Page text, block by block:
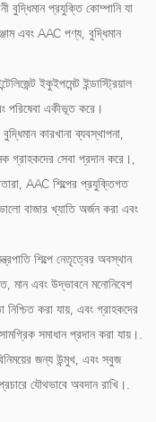
বুদ্ধিমান প্রযুক্তি কোম্পানি যা
এবং AAC পণ্য, বুদ্ধিমান
ইকুইপমেন্ট ইন্ডাস্ট্রিয়াল
পরিষেবা একীভূত করে।
কারখানা ব্যবস্থাপনা,
গ্রাহকদের সেবা প্রদান করে।,
, AAC শিল্পের প্রযুক্তিগত
বাজার খ্যাতি অর্জন করা এবং
শিল্পে নেতৃত্বের অবস্থান
মান এবং উদ্ভাবনে মনোনিবেশ
নিশ্চিত করা যায়, এবং গ্রাহকদের
সমাধান প্রদান করা যায়।.
জন্য উন্মুখ, এবং সবুজ
যৌথভাবে অবদান রাখি।.